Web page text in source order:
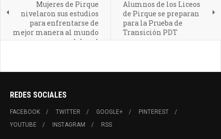
Mujeres de Pirque
nivelaron sus estudios
para enfrentarse de
mejor manera al mundo
laboral
Alumnos de los Liceos
de Pirque se preparan
para la Prueba de
Transición PDT
REDES SOCIALES
FACEBOOK TWITTER GOOGLE+
PINTEREST
YOUTUBE
INSTAGRAM RSS